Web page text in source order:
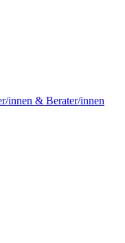
innen & Berater/innen